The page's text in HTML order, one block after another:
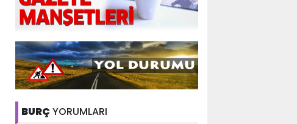
BURÇ YORUMLARI